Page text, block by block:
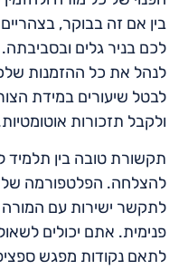
בין אם זה בבוקר,
לכם בניר גלים
לנהל את כל ההזמנות
לבטל שיעורים במידת
ולקבל תזכורות
תקשורת טובה בין תלמיד
להצלחה. הפלטפורמה של
לתקשר ישירות עם
פנימית. אתם יכולים
לתאם נקודות מפגש